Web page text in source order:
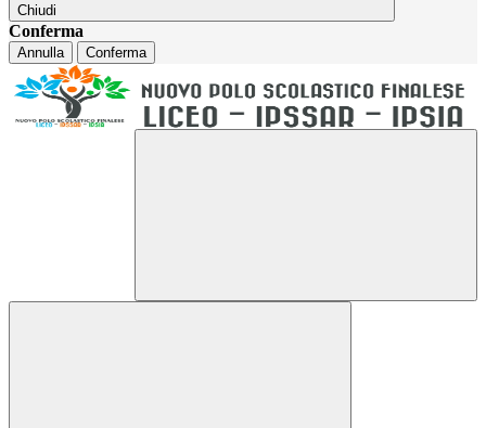
Chiudi
Conferma
Annulla Conferma